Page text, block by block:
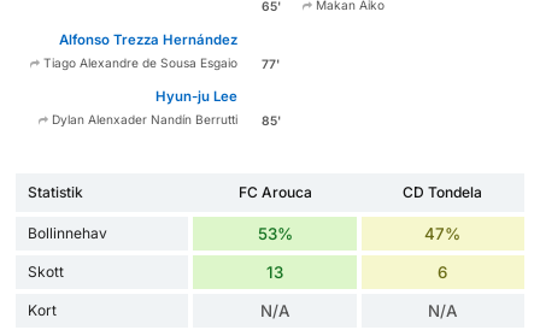
65' Makan Aiko
Alfonso Trezza Hernández
Tiago Alexandre de Sousa Esgaio 77'
Hyun-ju Lee
Dylan Alenxader Nandín Berrutti 85'
Statistik FC Arouca CD Tondela
Bollinnehav 53% 47%
Skott 13 6
Kort N/A N/A